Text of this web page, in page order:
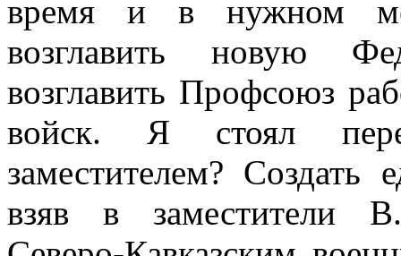
время и в нужном
возглавить новую
возглавить Профсоюз
войск. Я стоял
заместителем?
взяв в заместители